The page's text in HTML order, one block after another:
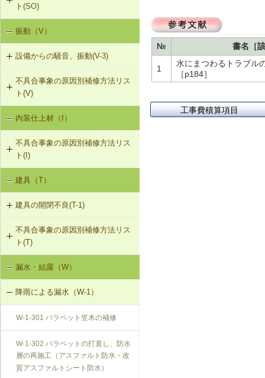
G-2-704 欠損部充填工法（ALCパネ
ル）
SO-3-303 断熱材の折り返し部分に
せっこうボード直張り工法を採用し
たRC造の界壁の補修
ート材への交換
SO-5-302 バルコニー手すりの風騒
音（笛吹き音）を防止する補助部材
の設置
ト(SO)
界床に係る遮音不良（床歩行音等の
床衝撃音）（SO-1）
界床に係る遮音不良（椅子の移動音
や物の落下音等の床衝撃音）（SO-
2）
界壁に係る遮音不良（界壁からの透
過音）（SO-3）
外壁開口部に係る遮音不良（外部開
口部からの透過音）（SO-4）
振動（V）
設備からの騒音、振動(V-3)
V-3-001 換気扇・ダクト等の交換工
事
V-3-002 水栓の取付け直し
V-3-003 器具用通気弁の取付け
への交換
V-3-005 駐輪機からの音・振動の伝
V-3-301 給水管からの音・振動の伝
置）
V-3-302 排水管からの音・振動の伝
の伝搬を防止する措置
V-3-304 大便器からの音・振動の伝
不具合事象の原因別補修方法リス
ト(V)
床振動（V-1）
水平振動（V-2）
設備からの騒音、振動（V-3）
内装仕上材（I）
不具合事象の原因別補修方法リス
ト(I)
内装仕上材の汚損（I-1）
内装仕上材のひび割れ、はがれ等
（I-2）
建具（T）
建具の開閉不良(T-1)
T-1-001 丁番の取付け調整
T-1-002 丁番の取替え
T-1-003 ラッチボルト受金物の調整
T-1-006 建具の反直し・取替え
不具合事象の原因別補修方法リス
ト(T)
建具の開閉不良（T-1）
漏水・結露（W）
降雨による漏水（W-1）
W-1-301 パラペット笠木の補修
W-1-302 パラペットの打直し、防水
層の再施工（アスファルト防水・改
質アスファルトシート防水）
№ 書名［
1
水にまつわるトラブル
［p184］
工事費積算項目